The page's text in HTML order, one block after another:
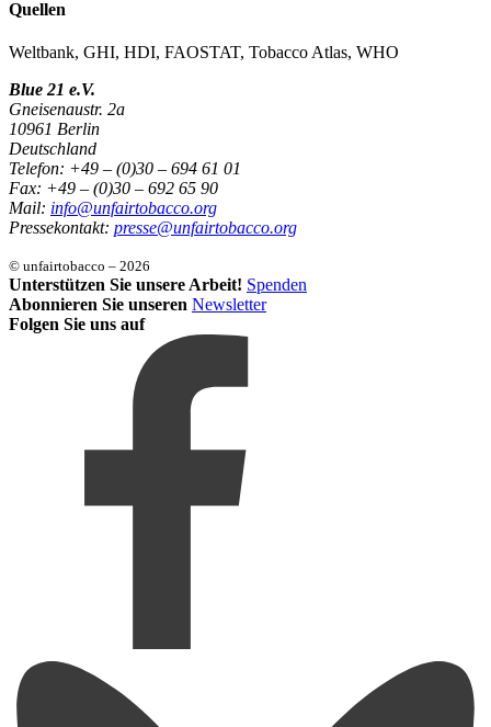
Quellen
Weltbank, GHI, HDI, FAOSTAT, Tobacco Atlas, WHO
Blue 21 e.V.
Gneisenaustr. 2a
10961 Berlin
Deutschland
Telefon: +49 – (0)30 – 694 61 01
Fax: +49 – (0)30 – 692 65 90
Mail: info@unfairtobacco.org
Pressekontakt: presse@unfairtobacco.org
© unfairtobacco – 2026
Unterstützen Sie unsere Arbeit! Spenden
Abonnieren Sie unseren Newsletter
Folgen Sie uns auf